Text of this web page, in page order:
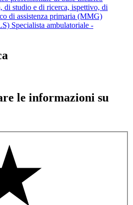
di studio e di ricerca, ispettivo, di
di assistenza primaria (MMG)
Specialista ambulatoriale -
le informazioni su